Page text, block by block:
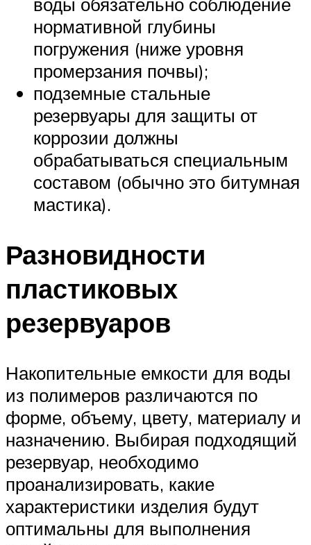
нормативной глубины
погружения (ниже уровня
промерзания почвы);
подземные стальные
резервуары для защиты от
коррозии должны
обрабатываться специальным
составом (обычно это битумная
мастика).
Разновидности
пластиковых
резервуаров
Накопительные емкости для воды
из полимеров различаются по
форме, объему, цвету, материалу и
назначению. Выбирая подходящий
резервуар, необходимо
проанализировать, какие
характеристики изделия будут
оптимальны для выполнения